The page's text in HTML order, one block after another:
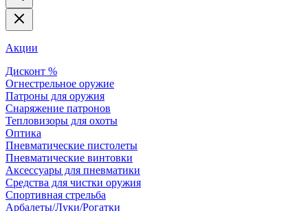
Акции
Дисконт %
Огнестрельное оружие
Патроны для оружия
Снаряжение патронов
Тепловизоры для охоты
Оптика
Пневматические пистолеты
Пневматические винтовки
Аксессуары для пневматики
Средства для чистки оружия
Спортивная стрельба
Арбалеты/Луки/Рогатки